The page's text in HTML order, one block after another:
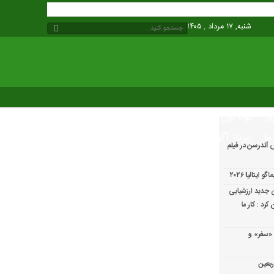
شنبه, ۱۷ مرداد , ۱۴۰۵
رپرتاژ آگهی
ٱندرسن در فیلم
۲۰۲۶
ارزشیابی
: کار ما
و